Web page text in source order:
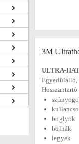
3M
ULTRA-
Egyedülálló,
böglyök
bolhák
legyek